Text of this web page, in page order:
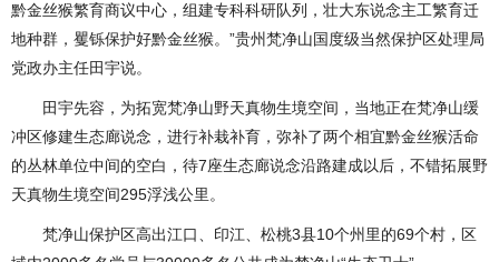
黔金丝猴繁育商议中心，组建专科科研队列，壮大东说念主工繁育迁
地种群，矍铄保护好黔金丝猴。”贵州梵净山国度级当然保护区处理局
党政办主任田宇说。
田宇先容，为拓宽梵净山野天真物生境空间，当地正在梵净山缓
冲区修建生态廊说念，进行补栽补育，弥补了两个相宜黔金丝猴活命
的丛林单位中间的空白，待7座生态廊说念沿路建成以后，不错拓展野
天真物生境空间295浮浅公里。
梵净山保护区高出江口、印江、松桃3县10个州里的69个村，区